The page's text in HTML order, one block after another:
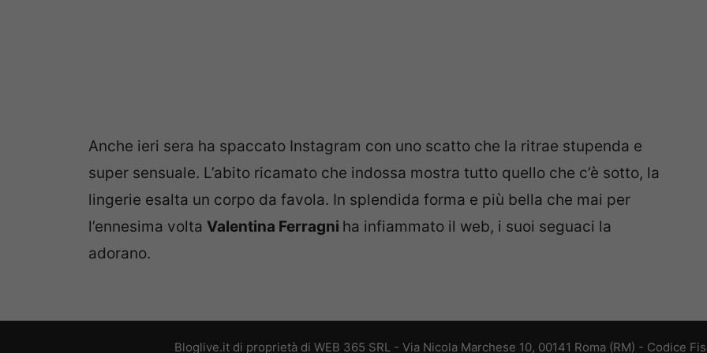
Anche ieri sera ha spaccato Instagram con uno scatto che la ritrae stupenda e
super sensuale. L’abito ricamato che indossa mostra tutto quello che c’è sotto, la
lingerie esalta un corpo da favola. In splendida forma e più bella che mai per
l’ennesima volta Valentina Ferragni ha infiammato il web, i suoi seguaci la
adorano.
Bloglive.it di proprietà di WEB 365 SRL - Via Nicola Marchese 10, 00141 Roma (RM) - Codice